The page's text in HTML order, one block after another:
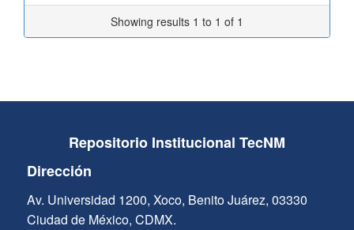
Showing results 1 to 1 of 1
Repositorio Institucional TecNM
Dirección
Av. Universidad 1200, Xoco, Benito Juárez, 03330
Ciudad de México, CDMX.